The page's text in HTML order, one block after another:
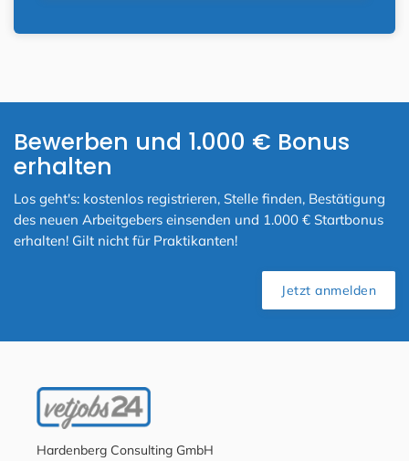
Bewerben und 1.000 € Bonus
erhalten
Los geht's: kostenlos registrieren, Stelle finden, Bestätigung
des neuen Arbeitgebers einsenden und 1.000 € Startbonus
erhalten! Gilt nicht für Praktikanten!
Jetzt anmelden
Hardenberg Consulting GmbH